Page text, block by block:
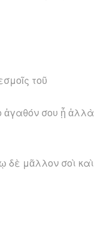
τοῦ
ἀγαθόν σου ᾖ ἀλλὰ
δὲ μᾶλλον σοὶ καὶ